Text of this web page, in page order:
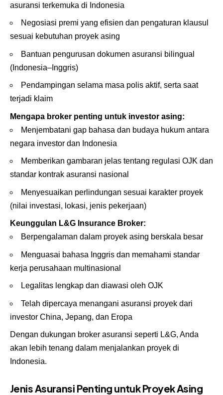
asuransi terkemuka di Indonesia
Negosiasi premi yang efisien dan pengaturan klausul
sesuai kebutuhan proyek asing
Bantuan pengurusan dokumen asuransi bilingual
(Indonesia–Inggris)
Pendampingan selama masa polis aktif, serta saat
terjadi klaim
Mengapa broker penting untuk investor asing:
Menjembatani gap bahasa dan budaya hukum antara
negara investor dan Indonesia
Memberikan gambaran jelas tentang regulasi OJK dan
standar kontrak asuransi nasional
Menyesuaikan perlindungan sesuai karakter proyek
(nilai investasi, lokasi, jenis pekerjaan)
Keunggulan L&G Insurance Broker:
Berpengalaman dalam proyek asing berskala besar
Menguasai bahasa Inggris dan memahami standar
kerja perusahaan multinasional
Legalitas lengkap dan diawasi oleh OJK
Telah dipercaya menangani asuransi proyek dari
investor China, Jepang, dan Eropa
Dengan dukungan broker asuransi seperti L&G, Anda
akan lebih tenang dalam menjalankan proyek di
Indonesia.
Jenis Asuransi Penting untuk Proyek Asing